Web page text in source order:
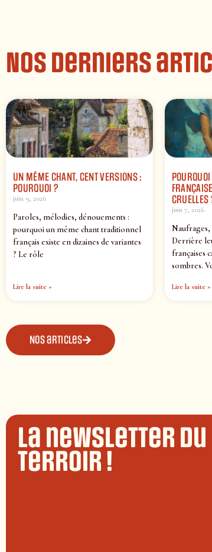
Nos derniers
UN MÊME CHANT, CENT VERSIONS :
POURQUOI ?
juin 9, 2026
Paroles, mélodies, dénouements :
pourquoi un même chant traditionnel
français existe en dizaines de variantes
? Le rôle
Lire la suite »
CRUELLES
juin 7, 2026
Derrière
françaises
sombres.
Lire la suite »
Nos articles
La newsletter du
terroir !